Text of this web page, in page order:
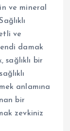
ve mineral
ve
damak
sağlıklı bir
anlamına
bir
zevkiniz